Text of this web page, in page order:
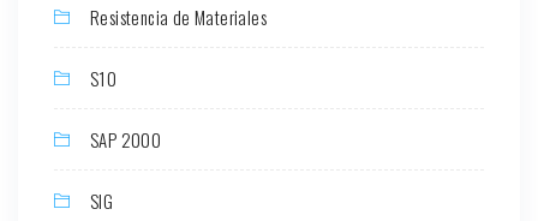
Resistencia de Materiales
S10
SAP 2000
SIG